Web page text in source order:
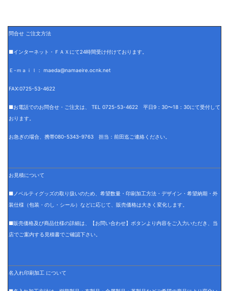
問合せ ご注文方法
■インターネット・ＦＡＸにて24時間受け付けております。
Ｅ-ｍａｉｌ： maeda@namaeire.ocnk.net
FAX:0725-53-4622
■お電話でのお問合せ・ご注文は、 TEL 0725-53-4622 平日9：30〜18：30にて受付して
おります。
お急ぎの場合、携帯080-5343-9763 担当：前田迄ご連絡ください。
お見積について
■ノベルティグッズの取り扱いのため、希望数量・印刷加工方法・デザイン・希望納期・外
装仕様（包装・のし・シール）などに応じて、販売価格は大きく変化します。
■販売価格及び商品仕様の詳細は、【お問い合わせ】ボタンより内容をご入力いただき、当
店でご案内する見積書でご確認下さい。
名入れ印刷加工 について